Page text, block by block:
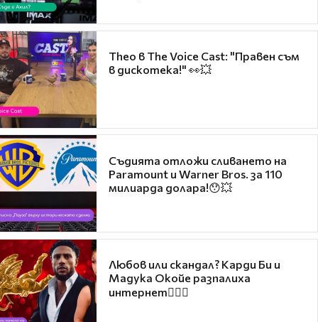
Theo в The Voice Cast: "Правен съм
в дискотека!" 👀💥
Съдията отложи сливането на
Paramount и Warner Bros. за 110
милиарда долара!😯💥
Любов или скандал? Карди Би и
Мадука Окойе разпалиха
интернет❤️‍🔥🔥